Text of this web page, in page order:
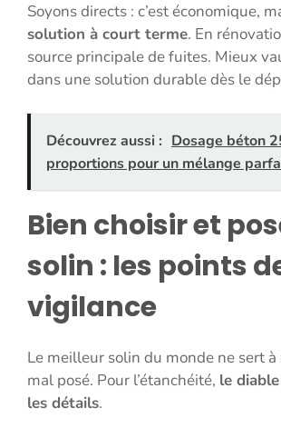
Soyons directs : c’est économique,
solution à court terme. En
source principale de fuites. Mieux
dans une solution durable dès le
Découvrez aussi : Dosage béton
proportions pour un mélange
Bien choisir et
solin : les points
vigilance
Le meilleur solin du monde ne sert à
mal posé. Pour l’étanchéité, le
les détails.